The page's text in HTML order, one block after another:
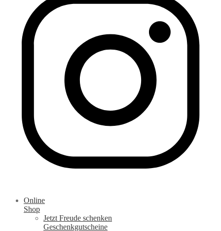
Online
Shop
Jetzt Freude schenken
Geschenkgutscheine